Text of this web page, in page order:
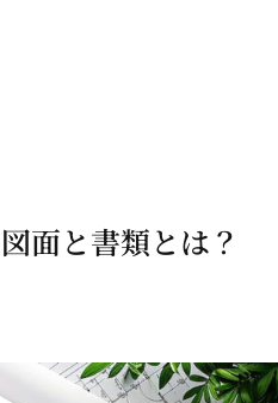
図面と書類とは？